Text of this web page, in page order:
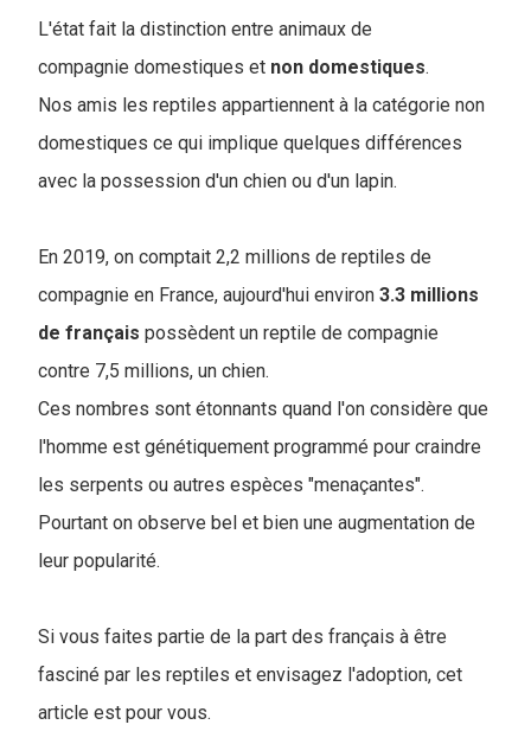
L'état fait la distinction entre animaux de
compagnie domestiques et non domestiques.
Nos amis les reptiles appartiennent à la catégorie non
domestiques ce qui implique quelques différences
avec la possession d'un chien ou d'un lapin.
En 2019, on comptait 2,2 millions de reptiles de
compagnie en France, aujourd'hui environ 3.3 millions
de français possèdent un reptile de compagnie
contre 7,5 millions, un chien.
Ces nombres sont étonnants quand l'on considère que
l'homme est génétiquement programmé pour craindre
les serpents ou autres espèces "menaçantes".
Pourtant on observe bel et bien une augmentation de
leur popularité.
Si vous faites partie de la part des français à être
fasciné par les reptiles et envisagez l'adoption, cet
article est pour vous.